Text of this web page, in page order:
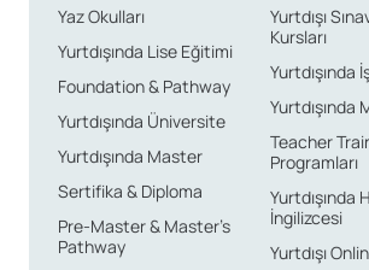
Kuzey İrlanda
Seçenekleri
Kuzey İrlanda’da dil eğitimi alırken,
seçenekleri oldukça çeşitlidir. Aile yanı
İrlanda kültürünü tanımanız ve dil
açısından oldukça yararlıdır. Ayrıca,
Yaz Okulları
Yurtdışında Lise Eğitimi
Foundation & Pathway
Yurtdışında Üniversite
Yurtdışında Master
Sertifika & Diploma
Pre-Master & Master’s
Pathway
Yurtdışı
Kursları
Yurtdışında
Yurtdışında
Teacher
Programları
Yurtdışında
İngilizcesi
Yurtdışı